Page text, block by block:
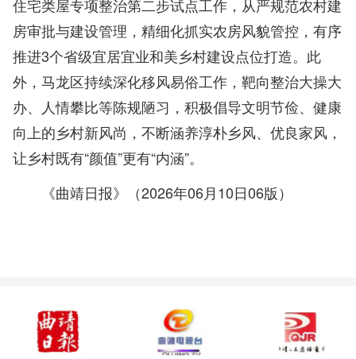
住宅类屋专项整治第二步试点工作，从严规范农村建
房审批与建设管理，精细化抓实农房风貌管控，有序
推进3个省级宜居宜业和美乡村建设点位打造。此
外，马龙区持续深化移风易俗工作，靶向整治大操大
办、人情攀比等陈规陋习，积极倡导文明节俭、健康
向上的乡村新风尚，不断涵养淳朴乡风、优良家风，
让乡村既有“颜值”更有“内涵”。
《曲靖日报》（2026年06月10日06版）